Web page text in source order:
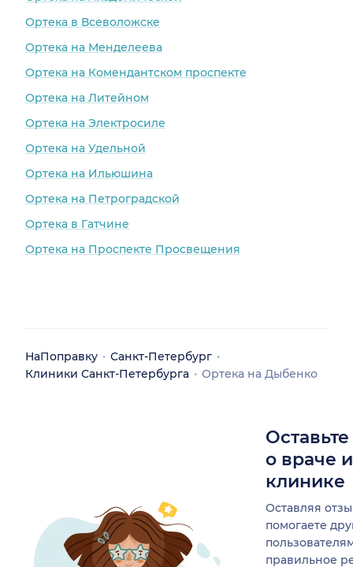
Ортека в Всеволожске
Ортека на Менделеева
Ортека на Комендантском проспекте
Ортека на Литейном
Ортека на Электросиле
Ортека на Удельной
Ортека на Ильюшина
Ортека на Петроградской
Ортека в Гатчине
Ортека на Проспекте Просвещения
НаПоправку
Санкт-Петербург
Клиники Санкт-Петербурга
Ортека на Дыбенко
о враче
клинике
Оставляя
помогаете
правильное